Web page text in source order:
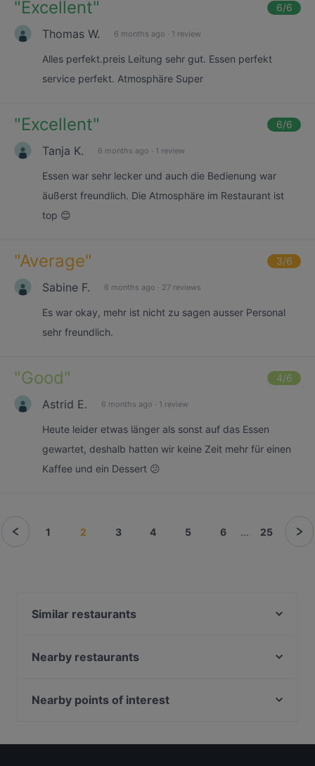
"Excellent" 6/6
Thomas W. 6 months ago · 1 review
Alles perfekt.preis Leitung sehr gut. Essen perfekt
service perfekt. Atmosphäre Super
"Excellent" 6/6
Tanja K. 6 months ago · 1 review
Essen war sehr lecker und auch die Bedienung war
äußerst freundlich. Die Atmosphäre im Restaurant ist
top 😊
"Average" 3/6
Sabine F. 6 months ago · 27 reviews
Es war okay, mehr ist nicht zu sagen ausser Personal
sehr freundlich.
"Good" 4/6
Astrid E. 6 months ago · 1 review
Heute leider etwas länger als sonst auf das Essen
gewartet, deshalb hatten wir keine Zeit mehr für einen
Kaffee und ein Dessert 😕
1 2 3 4 5 6 ... 25
Similar restaurants
Phoenix 7
Amterl Mödling
Liesinger Bräu
Nearby restaurants
Okay Pizza Burger
Nearby points of interest